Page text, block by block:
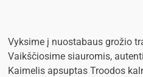
Vyksime į nuostabaus grožio
Vaikščiosime siauromis,
Kaimelis apsuptas Troodos